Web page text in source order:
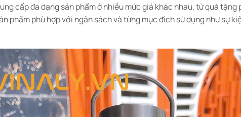
cấp đa dạng sản phẩm ở nhiều mức giá khác nhau, từ quà
phẩm phù hợp với ngân sách và từng mục đích sử dụng như sự